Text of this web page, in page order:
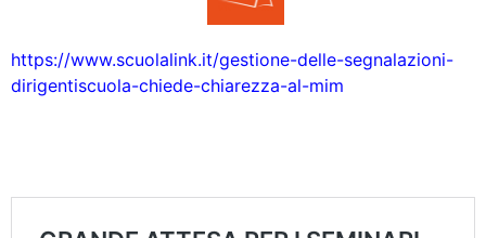
https://www.scuolalink.it/gestione-delle-segnalazioni-
dirigentiscuola-chiede-chiarezza-al-mim